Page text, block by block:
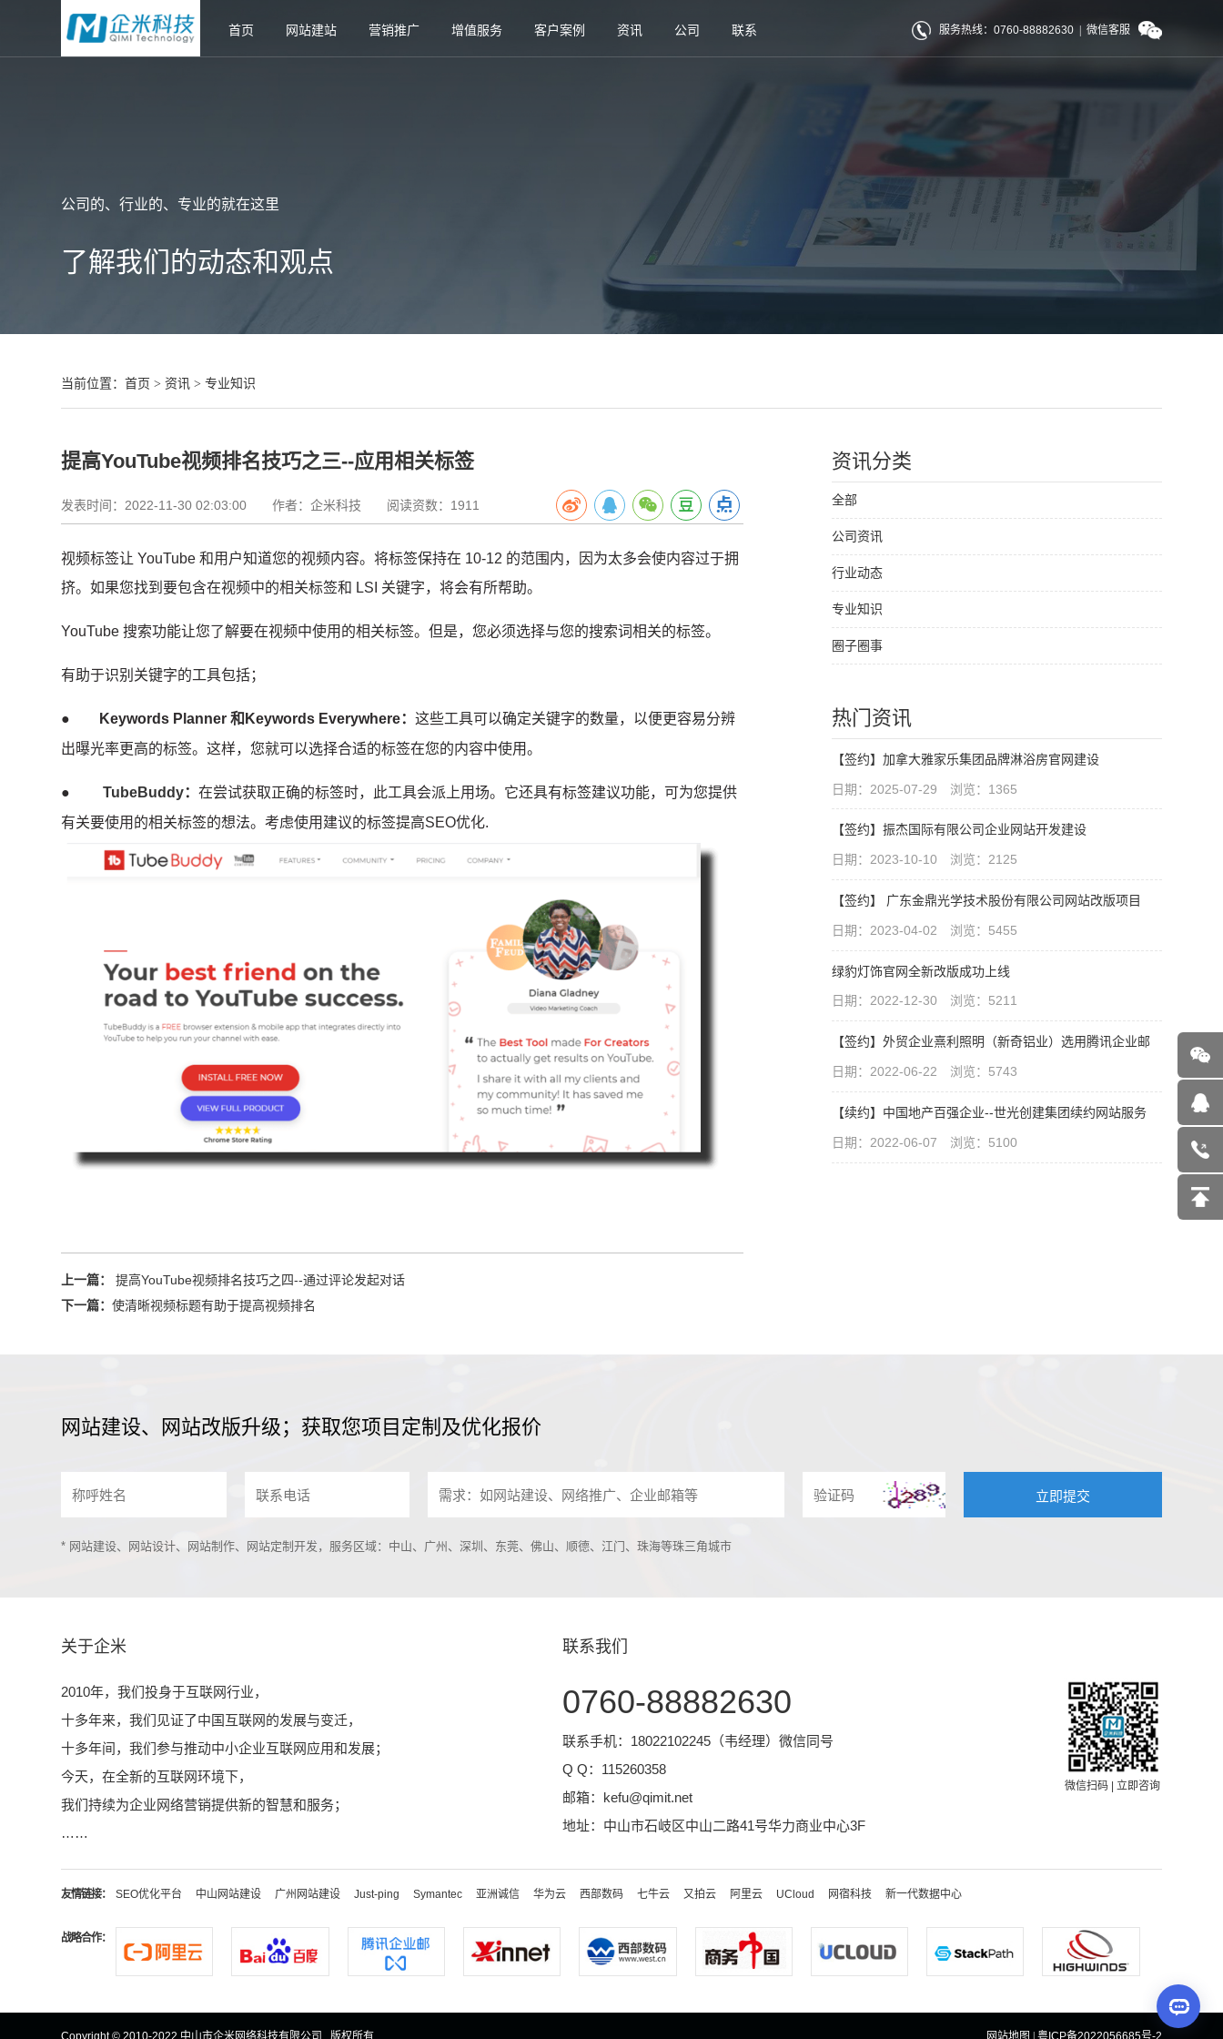
首页 网站建站 营销推广 增值服务 客户案例 资讯 公司 联系 服务热线：0760-88882630 微信客服
公司的、行业的、专业的就在这里
了解我们的动态和观点
当前位置：首页 资讯 专业知识
提高YouTube视频排名技巧之三--应用相关标签
发表时间：2022-11-30 02:03:00作者：企米科技 阅读资数：1911
视频标签让 YouTube 和用户知道您的视频内容。将标签保持在 10-12 的范围内，因为太多会使内容过于拥
挤。如果您找到要包含在视频中的相关标签和 LSI 关键字，将会有所帮助。
YouTube 搜索功能让您了解要在视频中使用的相关标签。但是，您必须选择与您的搜索词相关的标签。
有助于识别关键字的工具包括；
● Keywords Planner 和Keywords Everywhere：这些工具可以确定关键字的数量，以便更容易分辨
出曝光率更高的标签。这样，您就可以选择合适的标签在您的内容中使用。
● TubeBuddy：在尝试获取正确的标签时，此工具会派上用场。 它还具有标签建议功能，可为您提供
有关要使用的相关标签的想法。考虑使用建议的标签提高SEO优化.
上一篇：
提高YouTube视频排名技巧之四--通过评论发起对话
下一篇：使清晰视频标题有助于提高视频排名
资讯分类
全部
公司资讯
行业动态
专业知识
圈子圈事
热门资讯
【签约】加拿大雅家乐集团品牌淋浴房官网建设
日期：2025-07-29 浏览：1365
【签约】振杰国际有限公司企业网站开发建设
日期：2023-10-10 浏览：2125
【签约】 广东金鼎光学技术股份有限公司网站改版项目
日期：2023-04-02 浏览：5455
绿豹灯饰官网全新改版成功上线
日期：2022-12-30 浏览：5211
【签约】外贸企业熹利照明（新奇铝业）选用腾讯企业邮
日期：2022-06-22 浏览：5743
【续约】中国地产百强企业--世光创建集团续约网站服务
日期：2022-06-07 浏览：5100
网站建设、网站改版升级；获取您项目定制及优化报价
* 网站建设、网站设计、网站制作、网站定制开发，服务区域：中山、广州、深圳、东莞、佛山、顺德、江门、珠海等珠三角城市
关于企米
2010年，我们投身于互联网行业，
十多年来，我们见证了中国互联网的发展与变迁，
十多年间，我们参与推动中小企业互联网应用和发展；
今天，在全新的互联网环境下，
我们持续为企业网络营销提供新的智慧和服务；
……
联系我们
0760-88882630
联系手机：18022102245（韦经理）微信同号
Q Q： 115260358
邮箱： kefu@qimit.net
地址：中山市石岐区中山二路41号华力商业中心3F
微信扫码 | 立即咨询
友情链接： SEO优化平台 中山网站建设 广州网站建设 Just-ping Symantec 亚洲诚信 华为云 西部数码 七牛云 又拍云 阿里云 UCloud 网宿科技 新一代数据中心
战略合作：
Copyright © 2010-2022 中山市企米网络科技有限公司 版权所有 网站地图 粤ICP备2022056685号-2